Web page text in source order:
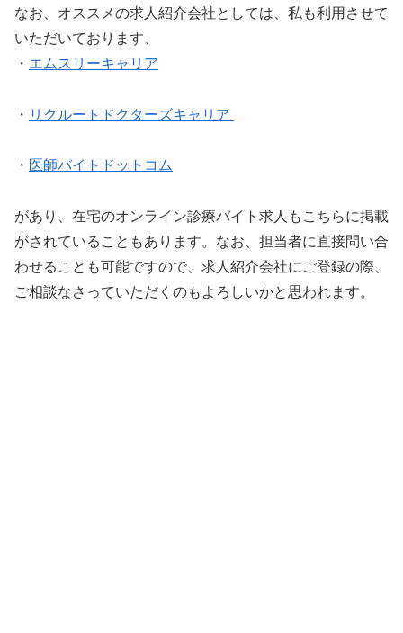
なお、オススメの求人紹介会社としては、私も利用させて
いただいております、
・ エムスリーキャリア
・ リクルートドクターズキャリア
・ 医師バイトドットコム
があり、在宅のオンライン診療バイト求人もこちらに掲載
がされていることもあります。なお、担当者に直接問い合
わせることも可能ですので、求人紹介会社にご登録の際、
ご相談なさっていただくのもよろしいかと思われます。